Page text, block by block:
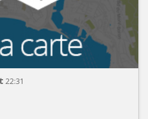
22:31